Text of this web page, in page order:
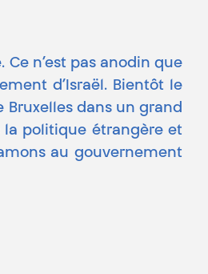
n’est pas anodin que
d’Israël. Bientôt le
dans un grand
la politique étrangère et
au gouvernement